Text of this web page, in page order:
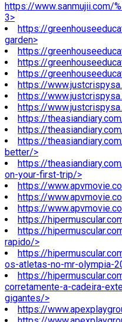
https://www.sanmujii.com/
3>
https://
garden>
https://
https://
https://
https://
https://
https://
https://
https://
https://
better/>
https://
on-your-first-trip/>
https://
https://
https://
https://
https://
rapido/>
https://
os-atletas-no-mr-olympia-
https://
corretamente-a-cadeira-
gigantes/>
https://